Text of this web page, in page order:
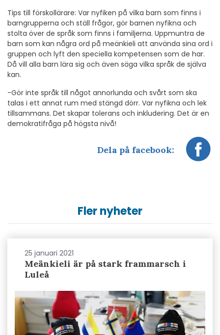
Tips till förskollärare: Var nyfiken på vilka barn som finns i
barngrupperna och ställ frågor, gör barnen nyfikna och
stolta över de språk som finns i familjerna. Uppmuntra de
barn som kan några ord på meänkieli att använda sina ord i
gruppen och lyft den speciella kompetensen som de har.
Då vill alla barn lära sig och även säga vilka språk de själva
kan.
-Gör inte språk till något annorlunda och svårt som ska
talas i ett annat rum med stängd dörr. Var nyfikna och lek
tillsammans. Det skapar tolerans och inkludering. Det är en
demokratifråga på högsta nivå!
Dela på facebook:
Fler nyheter
25 januari 2021
Meänkieli är på stark frammarsch i
Luleå